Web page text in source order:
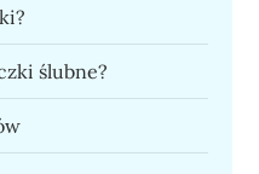
ślubne?